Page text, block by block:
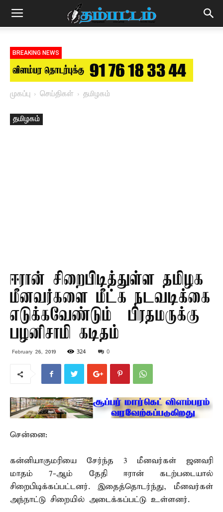
BREAKING NEWS
முகப்பு செய்திகள் தமிழகம்
தமிழகம்
ஈரான் சிறைபிடித்துள்ள தமிழக
மீனவர்களை மீட்க நடவடிக்கை
எடுக்கவேண்டும் – பிரதமருக்கு
பழனிசாமி கடிதம்
February 26, 2019 324 0
சென்னை:
கன்னியாகுமரியை சேர்ந்த 3 மீனவர்கள் ஜனவரி
மாதம் 7-ஆம் தேதி ஈரான் கடற்படையால்
சிறைபிடிக்கப்பட்டனர். இதைத்தொடர்ந்து, மீனவர்கள்
அந்நாட்டு சிறையில் அடைக்கப்பட்டு உள்ளனர்.